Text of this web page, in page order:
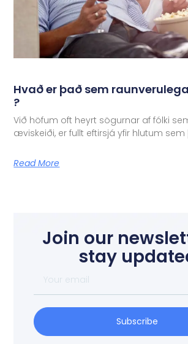
Hvað er það sem
?
Við höfum oft heyrt sögurnar af fólki
æviskeiði, er fullt eftirsjá yfir hlutum
Read More
Join our
stay
Subscribe